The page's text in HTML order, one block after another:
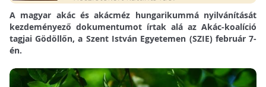
A magyar akác és akácméz hungarikummá nyilvánítását
kezdeményező dokumentumot írtak alá az Akác-koalíció
tagjai Gödöllőn, a Szent István Egyetemen (SZIE) február 7-
én.